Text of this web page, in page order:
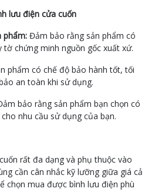
lưu điện cửa cuốn
phẩm: Đảm bảo rằng sản phẩm có
tờ chứng minh nguồn gốc xuất xứ.
phẩm có chế độ bảo hành tốt, tối
an toàn khi sử dụng.
bảo rằng sản phẩm bạn chọn có
nhu cầu sử dụng của bạn.
rất đa dạng và phụ thuộc vào
cần cân nhắc kỹ lưỡng giữa giá cả
chọn mua được bình lưu điện phù